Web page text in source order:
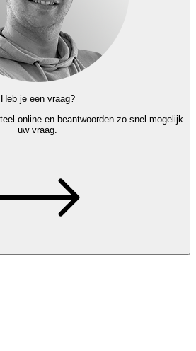
Heb je een vraag?
online en beantwoorden zo snel mogelijk
uw vraag.